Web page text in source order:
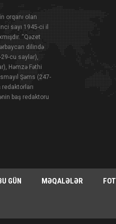
orqanı olan
sayı 1945-ci il
“Qəzet
dilində
29-cu saylar),
Həmzə Fəthi
Şəms (247-
baş redaktoru
GÜN MƏQALƏLƏR